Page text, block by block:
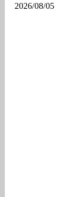
2026/08/05